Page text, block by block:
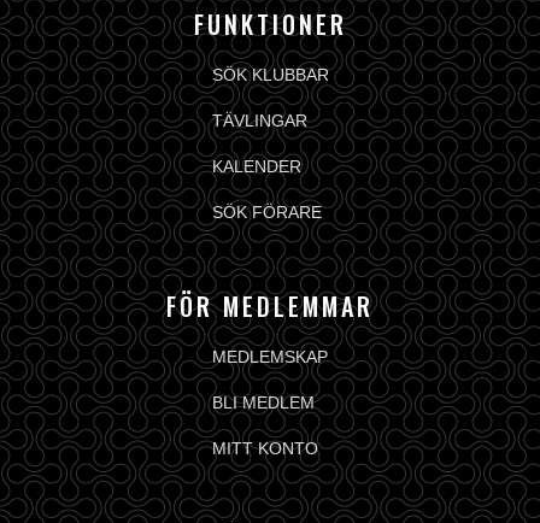
FUNKTIONER
SÖK KLUBBAR
TÄVLINGAR
KALENDER
SÖK FÖRARE
FÖR MEDLEMMAR
MEDLEMSKAP
BLI MEDLEM
MITT KONTO